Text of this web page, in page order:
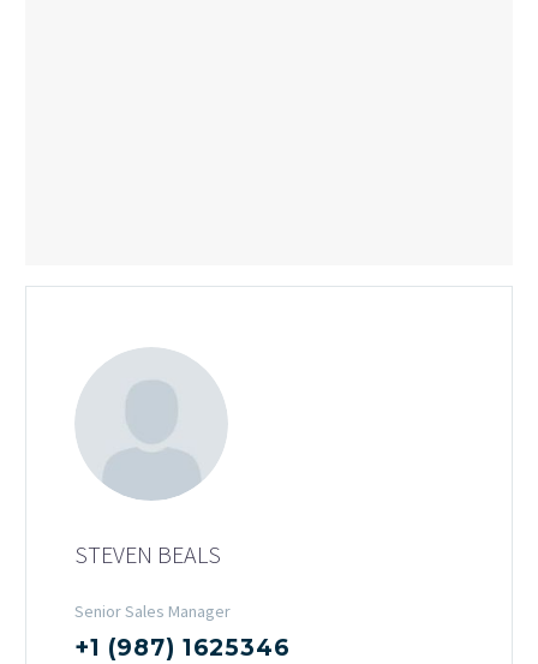
STEVEN BEALS
Senior Sales Manager
+1 (987) 1625346